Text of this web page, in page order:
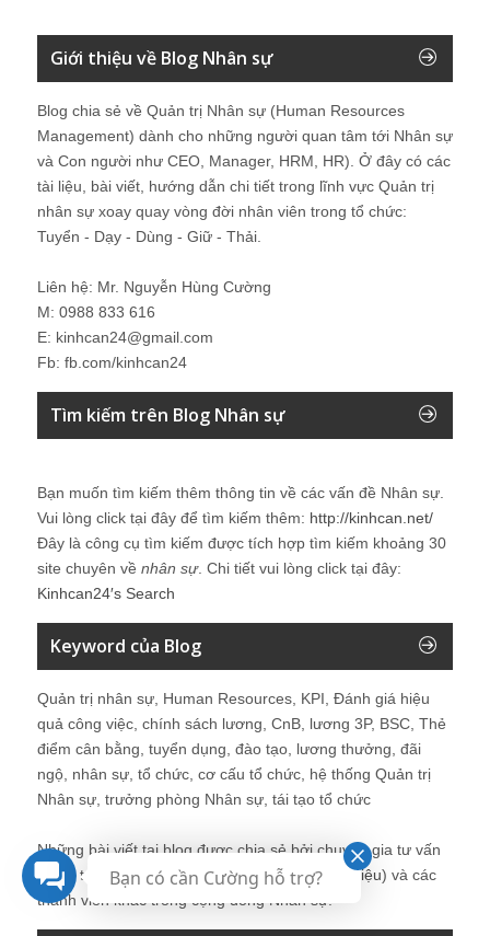
Giới thiệu về Blog Nhân sự
Blog chia sẻ về Quản trị Nhân sự (Human Resources
Management) dành cho những người quan tâm tới Nhân sự
và Con người như CEO, Manager, HRM, HR). Ở đây có các
tài liệu, bài viết, hướng dẫn chi tiết trong lĩnh vực Quản trị
nhân sự xoay quay vòng đời nhân viên trong tổ chức:
Tuyển - Dạy - Dùng - Giữ - Thải.
Liên hệ: Mr. Nguyễn Hùng Cường
M: 0988 833 616
E: kinhcan24@gmail.com
Fb: fb.com/kinhcan24
Tìm kiếm trên Blog Nhân sự
Bạn muốn tìm kiếm thêm thông tin về các vấn đề Nhân sự
Vui lòng click tại đây để tìm kiếm thêm: http://kinhcan.net/
Đây là công cụ tìm kiếm được tích hợp tìm kiếm khoảng 30
site chuyên về nhân sự. Chi tiết vui lòng click tại đây:
Kinhcan24′s Search
Keyword của Blog
Quản trị nhân sự, Human Resources, KPI, Đánh giá hiệu
quả công việc, chính sách lương, CnB, lương 3P, BSC, Thẻ
điểm cân bằng, tuyển dụng, đào tạo, lương thưởng, đãi
ngộ, nhân sự, tổ chức, cơ cấu tổ chức, hệ thống Quản trị
Nhân sự, trưởng phòng Nhân sự, tái tạo tổ chức
Những bài viết tại blog được chia sẻ bởi chuyên gia tư vấn
Quản trị Nhân sự Nguyễn Hùng Cường (giới thiệu) và các
thành viên khác trong cộng đồng Nhân sự.
Bạn có cần Cường hỗ trợ?